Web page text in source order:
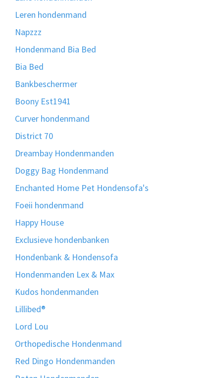
Leren hondenmand
Napzzz
Hondenmand Bia Bed
Bia Bed
Bankbeschermer
Boony Est1941
Curver hondenmand
District 70
Dreambay Hondenmanden
Doggy Bag Hondenmand
Enchanted Home Pet Hondensofa's
Foeii hondenmand
Happy House
Exclusieve hondenbanken
Hondenbank & Hondensofa
Hondenmanden Lex & Max
Kudos hondenmanden
Lillibed®
Lord Lou
Orthopedische Hondenmand
Red Dingo Hondenmanden